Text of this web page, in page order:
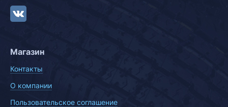
Магазин
Контакты
О компании
Пользовательское соглашение